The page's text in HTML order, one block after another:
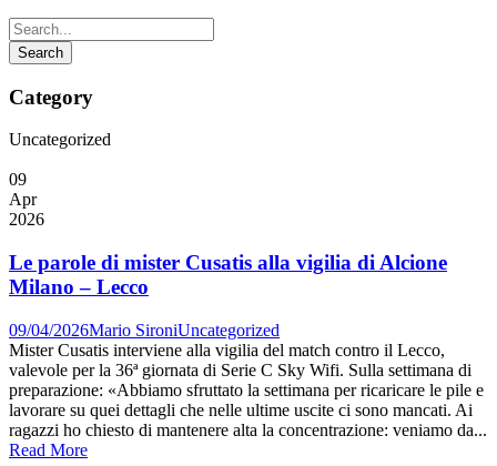
Category
Uncategorized
09
Apr
2026
Le parole di mister Cusatis alla vigilia di Alcione
Milano – Lecco
09/04/2026Mario SironiUncategorized
Mister Cusatis interviene alla vigilia del match contro il Lecco,
valevole per la 36ª giornata di Serie C Sky Wifi. Sulla settimana di
preparazione: «Abbiamo sfruttato la settimana per ricaricare le pile e
lavorare su quei dettagli che nelle ultime uscite ci sono mancati. Ai
ragazzi ho chiesto di mantenere alta la concentrazione: veniamo da...
Read More